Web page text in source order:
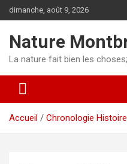
Aller
au
dimanche, août 9, 2026
Nature
La nature fait bien les
Accueil Chronologie